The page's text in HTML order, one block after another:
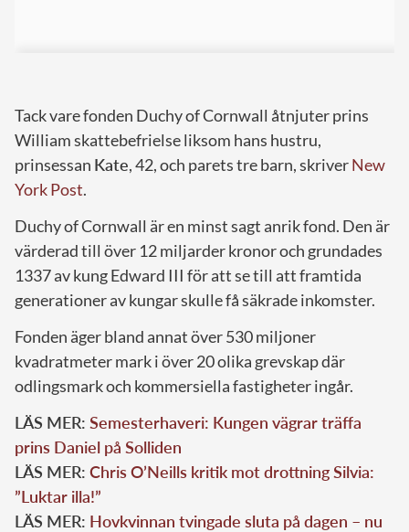
Tack vare fonden Duchy of Cornwall åtnjuter prins
William skattebefrielse liksom hans hustru,
prinsessan Kate, 42, och parets tre barn, skriverNew
York Post.
Duchy of Cornwall är en minst sagt anrik fond. Den är
värderad till över 12 miljarder kronor och grundades
1337 av kung Edward III för att se till att framtida
generationer av kungar skulle få säkrade inkomster.
Fonden äger bland annat över 530 miljoner
kvadratmeter mark i över 20 olika grevskap där
odlingsmark och kommersiella fastigheter ingår.
LÄS MER: Semesterhaveri: Kungen vägrar träffa
prins Daniel på Solliden
LÄS MER: Chris O’Neills kritik mot drottning Silvia:
”Luktar illa!”
LÄS MER: Hovkvinnan tvingade sluta på dagen – nu